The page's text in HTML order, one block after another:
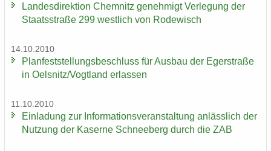
Lan­des­di­rek­ti­on Chem­nitz ge­neh­migt Ver­le­gung der
Staats­stra­ße 299 west­lich von Ro­de­wisch
14.10.2010
Plan­fest­stel­lungs­be­schluss für Aus­bau der Eger­stra­ße
in Oels­nitz/Vogt­land er­las­sen
11.10.2010
Ein­la­dung zur In­for­ma­ti­ons­ver­an­stal­tung an­läss­lich der
Nut­zung der Ka­ser­ne Schnee­berg durch die ZAB